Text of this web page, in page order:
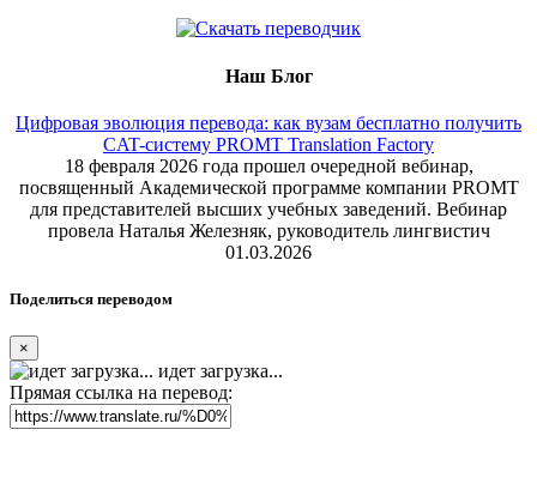
Наш Блог
Цифровая эволюция перевода: как вузам бесплатно получить
CAT-систему PROMT Translation Factory
18 февраля 2026 года прошел очередной вебинар,
посвященный Академической программе компании PROMT
для представителей высших учебных заведений. Вебинар
провела Наталья Железняк, руководитель лингвистич
01.03.2026
Поделиться переводом
×
идет загрузка...
Прямая ссылка на перевод: